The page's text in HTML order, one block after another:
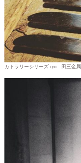
カトラリーシリーズ ryo 田三金